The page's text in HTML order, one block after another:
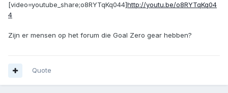
[video=youtube_share;o8RYTqKq044]http://youtu.be/o8RYTqKq04
4
Zijn er mensen op het forum die Goal Zero gear hebben?
Quote